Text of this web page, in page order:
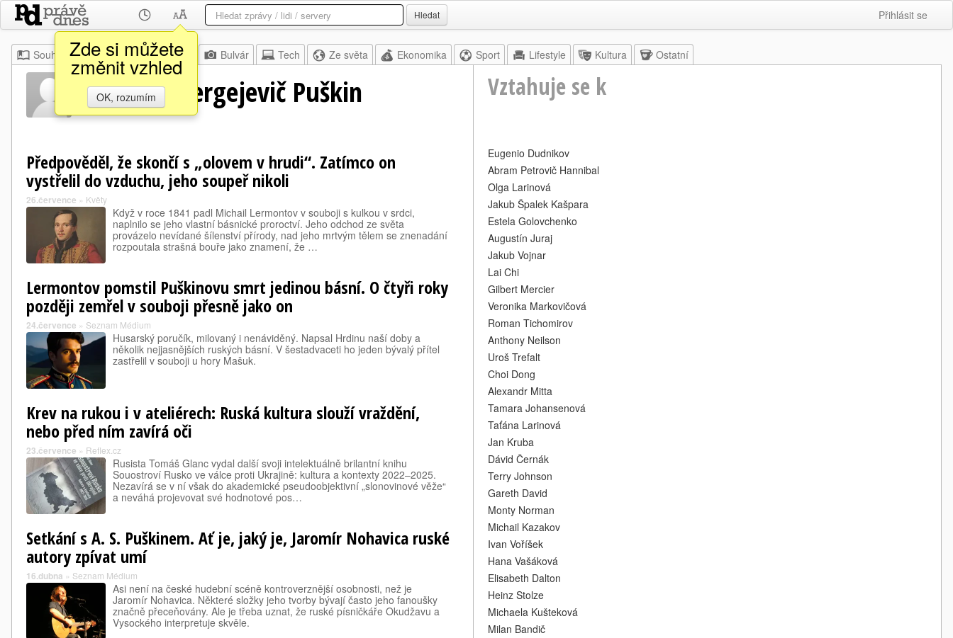
Zde si můžete
změnit vzhled
OK, rozumím
Hledat Přihlásit se
Souhrn Moje Z domova Bulvár Tech Ze světa Ekonomika Sport Lifestyle Kultura Ostatní
Alexandr Sergejevič Puškin Vztahuje se k
Předpověděl, že skončí s „olovem v hrudi“. Zatímco on
vystřelil do vzduchu, jeho soupeř nikoli
26.července » Květy
Když v roce 1841 padl Michail Lermontov v souboji s kulkou v srdci,
naplnilo se jeho vlastní básnické proroctví. Jeho odchod ze světa
provázelo nevídané šílenství přírody, nad jeho mrtvým tělem se znenadání
rozpoutala strašná bouře jako znamení, že …
Lermontov pomstil Puškinovu smrt jedinou básní. O čtyři roky
později zemřel v souboji přesně jako on
24.července » Seznam Médium
Husarský poručík, milovaný i nenáviděný. Napsal Hrdinu naší doby a
několik nejjasnějších ruských básní. V šestadvaceti ho jeden bývalý přítel
zastřelil v souboji u hory Mašuk.
Krev na rukou i v ateliérech: Ruská kultura slouží vraždění,
nebo před ním zavírá oči
23.července » Reflex.cz
Rusista Tomáš Glanc vydal další svoji intelektuálně brilantní knihu
Souostroví Rusko ve válce proti Ukrajině: kultura a kontexty 2022–2025.
Nezavírá se v ní však do akademické pseudoobjektivní „slonovinové věže“
a neváhá projevovat své hodnotové pos…
Setkání s A. S. Puškinem. Ať je, jaký je, Jaromír Nohavica ruské
autory zpívat umí
16.dubna » Seznam Médium
Asi není na české hudební scéně kontroverznější osobnosti, než je
Jaromír Nohavica. Některé složky jeho tvorby bývají často jeho fanoušky
značně přeceňovány. Ale je třeba uznat, že ruské písničkáře Okudžavu a
Vysockého interpretuje skvěle.
Eugenio Dudnikov
Abram Petrovič Hannibal
Olga Larinová
Jakub Špalek Kašpara
Estela Golovchenko
Augustín Juraj
Jakub Vojnar
Lai Chi
Gilbert Mercier
Veronika Markovičová
Roman Tichomirov
Anthony Neilson
Uroš Trefalt
Choi Dong
Alexandr Mitta
Tamara Johansenová
Taťána Larinová
Jan Kruba
Dávid Černák
Terry Johnson
Gareth David
Monty Norman
Michail Kazakov
Ivan Voříšek
Hana Vašáková
Elisabeth Dalton
Heinz Stolze
Michaela Kušteková
Milan Bandič